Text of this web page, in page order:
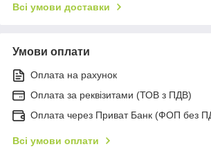
Всі умови доставки
Умови оплати
Оплата на рахунок
Оплата за реквізитами (ТОВ з ПДВ)
Оплата через Приват Банк (ФОП без
Всі умови оплати